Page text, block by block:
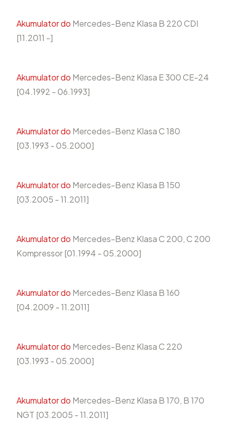
Akumulator do Mercedes-Benz Klasa B 220 CDI
[11.2011 -]
Akumulator do Mercedes-Benz Klasa E 300 CE-24
[04.1992 - 06.1993]
Akumulator do Mercedes-Benz Klasa C 180
[03.1993 - 05.2000]
Akumulator do Mercedes-Benz Klasa B 150
[03.2005 - 11.2011]
Akumulator do Mercedes-Benz Klasa C 200, C 200
Kompressor [01.1994 - 05.2000]
Akumulator do Mercedes-Benz Klasa B 160
[04.2009 - 11.2011]
Akumulator do Mercedes-Benz Klasa C 220
[03.1993 - 05.2000]
Akumulator do Mercedes-Benz Klasa B 170, B 170
NGT [03.2005 - 11.2011]